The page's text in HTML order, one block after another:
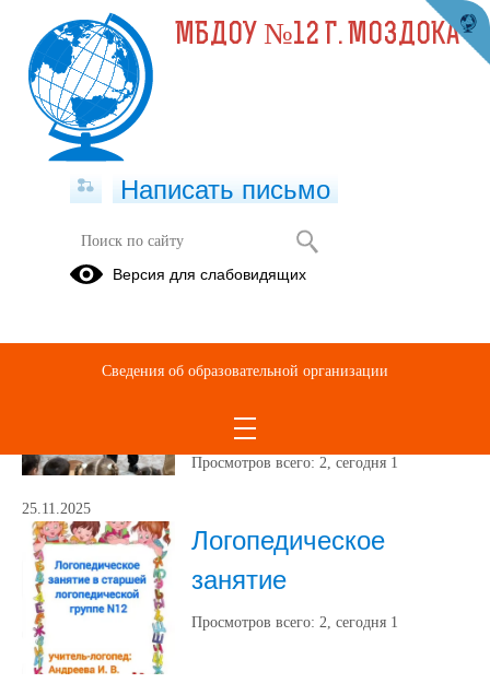
Публикации за Ноябрь 2025
Театральное
представление
«Мешок яблок».
Просмотров всего: 2, сегодня 1
25.11.2025
Логопедическое
занятие
Просмотров всего: 2, сегодня 1
МБДОУ №12 Г. МОЗДОКА
Написать письмо
Версия для слабовидящих
Сведения об образовательной организации